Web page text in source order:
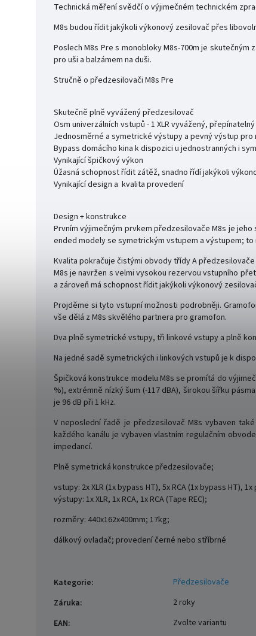
Technická měření svědčí o výjimečném technickém
M8s budou řídit jakýkoli výkonový zesilovač přes
Poslech M8s Pre s monobloky M8s-700m je
pro uši a balzámem na duši.
Stručně o předzesilovači M8s Pre
Skutečně plně vyvážený předzesilovač
Osm univerzálních vstupů - 1 XLR vyvážený,
Jednosměrné a symetrické výstupy a pevný výstup
Bypass domácího kina k dispozici u jednostranných i
Vynikající špičkový výkon
Úžasná schopnost řídit zátěž, snadno řídí jakýkoli
Vynikající design a kvalita provedení
Design + konstrukce
Prvním výjimečným prvkem předzesilovače M8s je
ended modely se symetrickým vstupem a výstupem;
Kvalita pokračuje čistými obvody třídy A
M8s je navržen s velmi vysokou rezervou vstupního
a zároveň má schopnost řídit jakýkoli výkonový
Projděme si tyto vstupní možnosti podrobněji.
vše dělá z M8s skvělého partnera pro gramofon.
Dva plně symetrické vstupy, tři linkové vstupy a plně
Na jedné sadě symetrických i linkových vstupů je k
Špičková konstrukce modelu M8s se promítá do
%), extrémně nízký šum (-117 dBA), širokou šířku
je 96 dB při 1 kHz.
V neposlední řadě je předzesilovač M8s vybaven
každého kanálu je vybaven vlastním regulačním
impedancí.
Plně symetrická konstrukce předzesilovače;
vstupy: 2x XLR (1x bypass HT), 5x RCA (1x bypass HT),
výstupy: 1x XLR, 1x RCA, 1x RCA (Tape REC);
rozměry: 440x162x400mm; 17kg;
dálkový ovladač; provedení černé nebo stříbrné
Kategorie:
Předzesilovače
Záruka:
2 roky
EAN: Zvolte variantu